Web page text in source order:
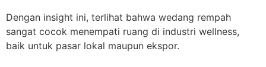
Dengan insight ini, terlihat bahwa wedang rempah
sangat cocok menempati ruang di industri wellness,
baik untuk pasar lokal maupun ekspor.